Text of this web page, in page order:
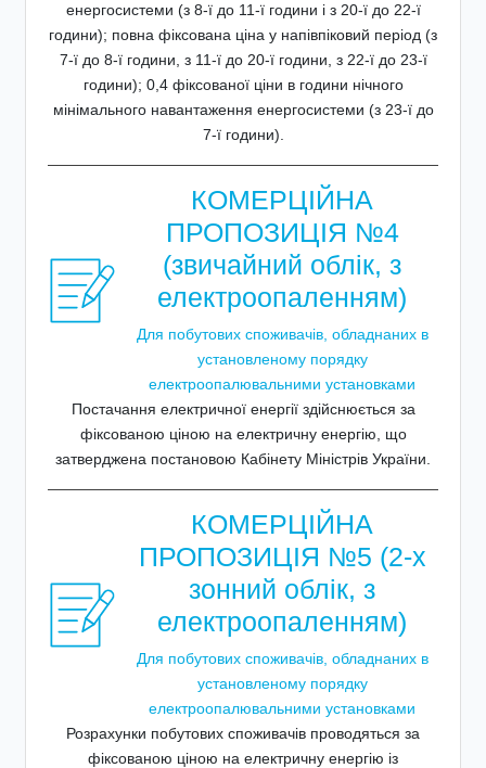
енергосистеми (з 8-ї до 11-ї години і з 20-ї до 22-ї
години); повна фіксована ціна у напівпіковий період (з
7-ї до 8-ї години, з 11-ї до 20-ї години, з 22-ї до 23-ї
години); 0,4 фіксованої ціни в години нічного
мінімального навантаження енергосистеми (з 23-ї до
7-ї години).
КОМЕРЦІЙНА
ПРОПОЗИЦІЯ №4
(звичайний облік, з
електроопаленням)
Для побутових споживачів, обладнаних в
установленому порядку
електроопалювальними установками
Постачання електричної енергії здійснюється за
фіксованою ціною на електричну енергію, що
затверджена постановою Кабінету Міністрів України.
КОМЕРЦІЙНА
ПРОПОЗИЦІЯ №5 (2-х
зонний облік, з
електроопаленням)
Для побутових споживачів, обладнаних в
установленому порядку
електроопалювальними установками
Розрахунки побутових споживачів проводяться за
фіксованою ціною на електричну енергію із